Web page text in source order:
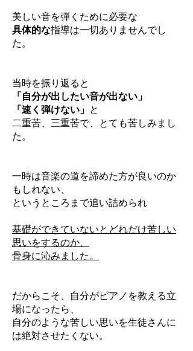
美しい音を弾くために必要な
具体的な指導は一切ありませんでし
た。
当時を振り返ると
「自分が出したい音が出ない」
「速く弾けない」 と
二重苦、三重苦で、とても苦しみまし
た。
一時は音楽の道を諦めた方が良いのか
もしれない、
というところまで追い詰められ
基礎ができていないとどれだけ苦しい
思いをするのか、
骨身に沁みました。
だからこそ、自分がピアノを教える立
場になったら、
自分のような苦しい思いを生徒さんに
は絶対させたくない。